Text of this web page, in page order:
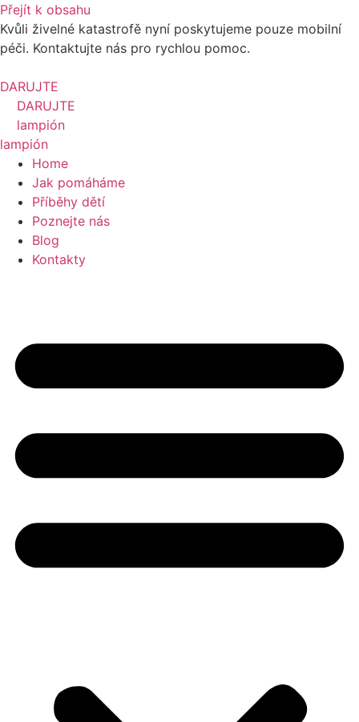
Přejít k obsahu
Kvůli živelné katastrofě nyní poskytujeme pouze mobilní
péči. Kontaktujte nás pro rychlou pomoc.
DARUJTE
DARUJTE
lampión
lampión
Home
Jak pomáháme
Příběhy dětí
Poznejte nás
Blog
Kontakty